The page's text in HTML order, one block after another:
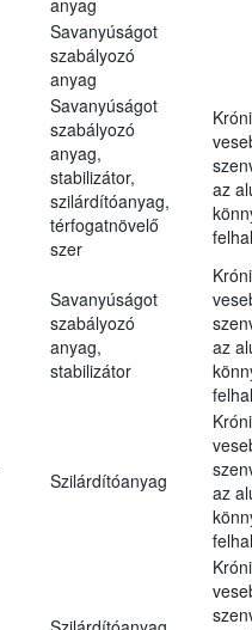
Savanyúságot
szabályozó
anyag
Savanyúságot
szabályozó
anyag,
stabilizátor,
szilárdítóanyag,
térfogatnövelő
szer
az
Savanyúságot
szabályozó
anyag,
stabilizátor
az
Szilárdítóanyag
az